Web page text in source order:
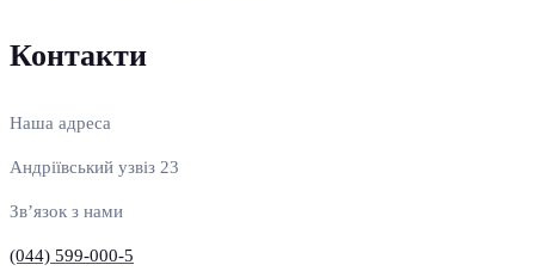
Контакти
Наша адреса
Андріївський узвіз 23
Зв’язок з нами
(044) 599-000-5